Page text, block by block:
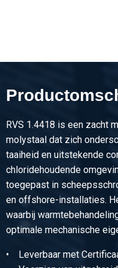
Bruto prijs
Artikelnummer
2400-0340-91
Omschrijving
Rvs 1.4418 QT 900
mm
Stuks gewicht in kg
Bruto prijs
RVS 1.4418 is een zacht
molystaal dat zich
taaiheid en uitstekende
chloridehoudende
toegepast in
en offshore-installaties.
waarbij
optimale mechanische
• Leverbaar met